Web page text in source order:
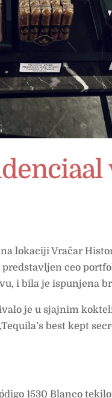
lokaciji Vračar
predstavljen ceo
i bila je ispunjena
je u sjajnim
best kept
1530 Blanco